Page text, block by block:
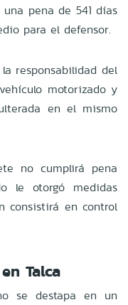
pena de 541 días
para el defensor.
responsabilidad del
motorizado y
en el mismo
no cumplirá pena
le otorgó medidas
consistirá en control
Talca
se destapa en un